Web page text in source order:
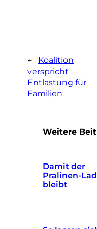
←
Koalition
verspricht
Entlastung für
Familien
Weitere
Damit der
Pralinen-
bleibt